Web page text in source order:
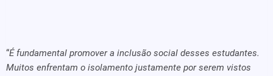
“É fundamental promover a inclusão social desses estudantes.
Muitos enfrentam o isolamento justamente por serem vistos